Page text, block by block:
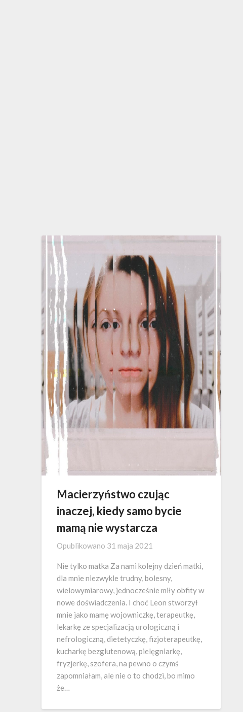
Macierzyństwo czując
inaczej, kiedy samo bycie
mamą nie wystarcza
Opublikowano 31 maja 2021
Nie tylko matka Za nami kolejny dzień matki,
dla mnie niezwykle trudny, bolesny,
wielowymiarowy, jednocześnie miły obfity w
nowe doświadczenia. I choć Leon stworzył
mnie jako mamę wojowniczkę, terapeutkę,
lekarkę ze specjalizacją urologiczną i
nefrologiczną, dietetyczkę, fizjoterapeutkę,
kucharkę bezglutenową, pielęgniarkę,
fryzjerkę, szofera, na pewno o czymś
zapomniałam, ale nie o to chodzi, bo mimo
że…